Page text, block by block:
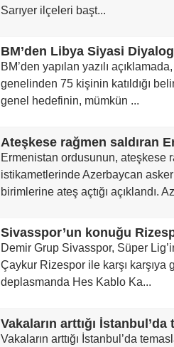
Sarıyer ilçeleri başt...
BM’den Libya Siyasi
BM’den yapılan yazılı
genelinden 75 kişinin katıldığı
genel hedefinin, mümkün ...
Ermenistan ordusunun, ateşkese
istikametlerinde Azerbaycan
birimlerine ateş açtığı açıklandı.
Sivasspor’un konuğu
Demir Grup Sivasspor, Süper
Çaykur Rizespor ile karşı karşıya
deplasmanda Hes Kablo Ka...
Vakaların arttığı İstanbul’da